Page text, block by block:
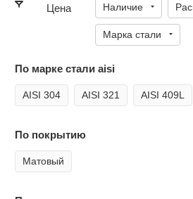
Цена Наличие
Марка стали
По марке стали aisi
AISI 304 AISI 321 AISI 409L
По покрытию
Матовый